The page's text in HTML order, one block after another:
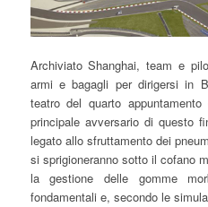
Archiviato Shanghai, team e
armi e bagagli per dirigersi in
teatro del quarto
principale avversario di questo
legato allo sfruttamento dei
si sprigioneranno sotto il cofano
la gestione delle gomme
fondamentali e, secondo le